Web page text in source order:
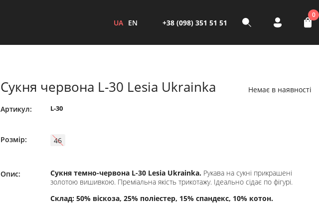
UA EN +38 (098) 351 51 51
0
Сукня червона L-30 Lesia Ukrainka Немає в наявності
Артикул: L-30
Розмір: 46
Опис: Сукня темно-червона L-30 Lesia Ukrainka. Рукава на сукні прикрашені
золотою вишивкою. Преміальна якість трикотажу. Ідеально сідає по фігурі.
Склад: 50% віскоза, 25% поліестер, 15% спандекс, 10% котон.